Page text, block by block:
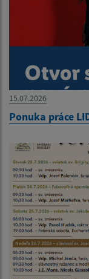
15.07.2026
Ponuka práce